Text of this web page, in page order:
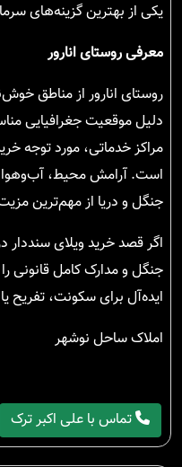
یکی از بهترین گزینه‌های
معرفی روستای انارور
روستای انارور از مناطق
دلیل موقعیت جغرافیایی
مراکز خدماتی، مورد توجه
است. آرامش محیط،
جنگل و دریا از مهم‌ترین
اگر قصد خرید ویلای سنددار
جنگل و مدارک کامل قانونی را
ایده‌آل برای سکونت، تفریح
املاک ساحل نوشهر
تماس با علی اکبر ترک